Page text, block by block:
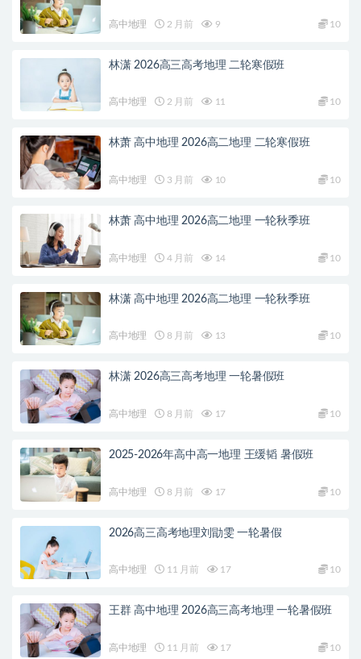
高中地理 2 月前 9 10
林潇 2026高三高考地理 二轮寒假班
高中地理 2 月前 11 10
林萧 高中地理 2026高二地理 二轮寒假班
高中地理 3 月前 10 10
林萧 高中地理 2026高二地理 一轮秋季班
高中地理 4 月前 14 10
林潇 高中地理 2026高二地理 一轮秋季班
高中地理 8 月前 13 10
林潇 2026高三高考地理 一轮暑假班
高中地理 8 月前 17 10
2025-2026年高中高一地理 王缓韬 暑假班
高中地理 8 月前 17 10
2026高三高考地理刘勖雯 一轮暑假
高中地理 11 月前 17 10
王群 高中地理 2026高三高考地理 一轮暑假班
高中地理 11 月前 17 10